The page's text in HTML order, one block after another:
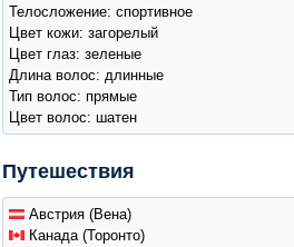
Телосложение: спортивное
Цвет кожи: загорелый
Цвет глаз: зеленые
Длина волос: длинные
Тип волос: прямые
Цвет волос: шатен
Путешествия
Австрия (Вена)
Канада (Торонто)